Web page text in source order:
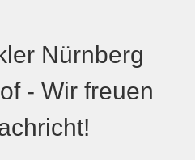
Nürnberg
- Wir freuen